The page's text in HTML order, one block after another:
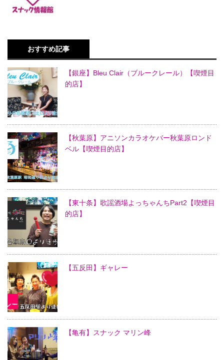
おすすめ記事
【銀座】Bleu Clair（ブルークレール）【喫煙目
的店】
【秋葉原】アニソンカラオケバー秋葉原ロンド
ベル【喫煙目的店】
【東十条】歌謡酒場よっちゃんちPart2【喫煙目
的店】
【五反田】ギャレー
【亀有】スナック マリン峰